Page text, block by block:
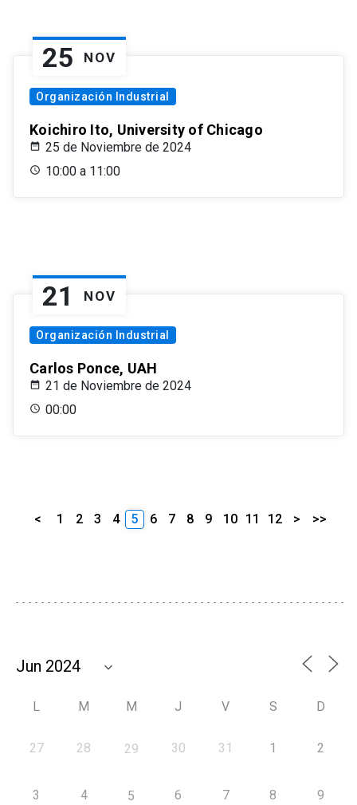
25 NOV
Organización Industrial
Koichiro Ito, University of Chicago
25 de Noviembre de 2024
10:00 a 11:00
21 NOV
Organización Industrial
Carlos Ponce, UAH
21 de Noviembre de 2024
00:00
< 1 2 3 4 5 6 7 8 9 10 11 12 > >>
L M M J V S D
27 28 29 30 31 1 2
3 4 5 6 7 8 9